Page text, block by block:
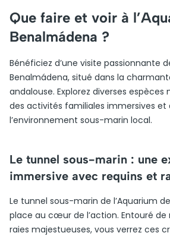
Que faire et voir à
Benalmádena ?
Bénéficiez d’une visite passionnante
Benalmádena, situé dans la
andalouse. Explorez diverses espèces
des activités familiales immersives et
l’environnement sous-marin local.
Le tunnel sous-marin : une
immersive avec requins et
Le tunnel sous-marin de l’Aquarium
place au cœur de l’action. Entouré de
raies majestueuses, vous verrez ces